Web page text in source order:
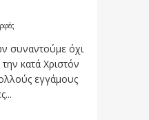
συναντούμε όχι
κατά Χριστόν
εγγάμους